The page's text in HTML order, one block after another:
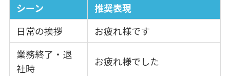
シーン
推奨表現
日常の挨拶
お疲れ様です
業務終了・退
社時
お疲れ様でした